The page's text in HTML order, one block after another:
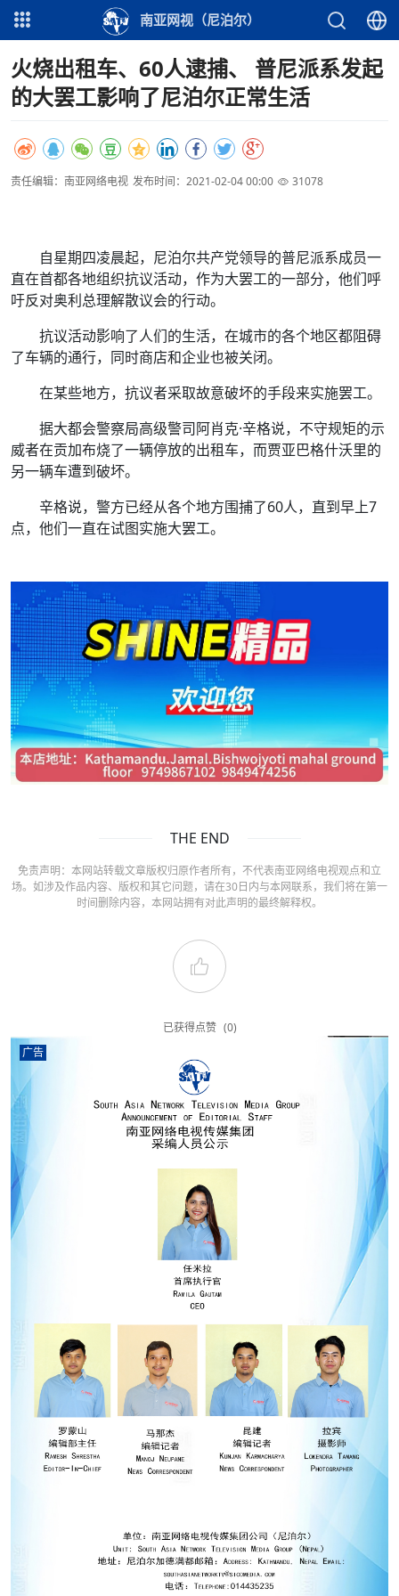
南亚网视（尼泊尔）
火烧出租车、60人逮捕、 普尼派系发起
的大罢工影响了尼泊尔正常生活
责任编辑：南亚网络电视 发布时间：2021-02-04 00:00 31078
自星期四凌晨起，尼泊尔共产党领导的普尼派系成员一
直在首都各地组织抗议活动，作为大罢工的一部分，他们呼
吁反对奥利总理解散议会的行动。
抗议活动影响了人们的生活，在城市的各个地区都阻碍
了车辆的通行，同时商店和企业也被关闭。
在某些地方，抗议者采取故意破坏的手段来实施罢工。
据大都会警察局高级警司阿肖克·辛格说，不守规矩的示
威者在贡加布烧了一辆停放的出租车，而贾亚巴格什沃里的
另一辆车遭到破坏。
辛格说，警方已经从各个地方围捕了60人，直到早上7
点，他们一直在试图实施大罢工。
THE END
免责声明：本网站转载文章版权归原作者所有，不代表南亚网络电视观点和立
场。如涉及作品内容、版权和其它问题，请在30日内与本网联系，我们将在第一
时间删除内容，本网站拥有对此声明的最终解释权。
已获得点赞 (0)
广告